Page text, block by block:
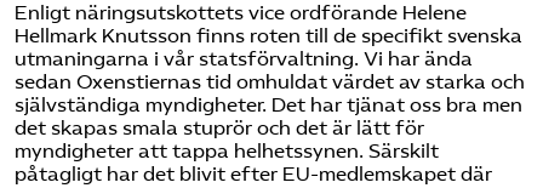
Enligt näringsutskottets vice ordförande Helene
Hellmark Knutsson finns roten till de specifikt svenska
utmaningarna i vår statsförvaltning. Vi har ända
sedan Oxenstiernas tid omhuldat värdet av starka och
självständiga myndigheter. Det har tjänat oss bra men
det skapas smala stuprör och det är lätt för
myndigheter att tappa helhetssynen. Särskilt
påtagligt har det blivit efter EU-medlemskapet där